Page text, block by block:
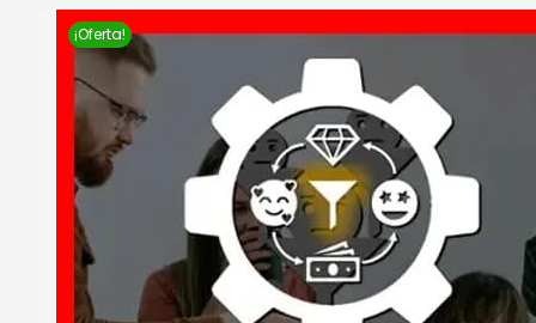
¡Oferta!